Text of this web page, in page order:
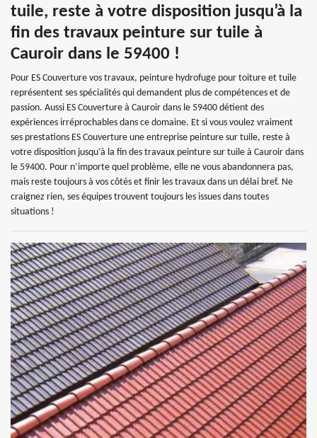
tuile, reste à votre disposition jusqu’à la
fin des travaux peinture sur tuile à
Cauroir dans le 59400 !
Pour ES Couverture vos travaux, peinture hydrofuge pour toiture et tuile
représentent ses spécialités qui demandent plus de compétences et de
passion. Aussi ES Couverture à Cauroir dans le 59400 détient des
expériences irréprochables dans ce domaine. Et si vous voulez vraiment
ses prestations ES Couverture une entreprise peinture sur tuile, reste à
votre disposition jusqu’à la fin des travaux peinture sur tuile à Cauroir dans
le 59400. Pour n’importe quel problème, elle ne vous abandonnera pas,
mais reste toujours à vos côtés et finir les travaux dans un délai bref. Ne
craignez rien, ses équipes trouvent toujours les issues dans toutes
situations !